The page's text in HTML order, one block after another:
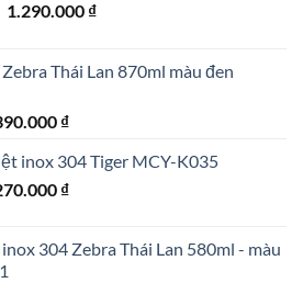
Giá
1.890.000 ₫.
1.290.000 ₫Giá
là:
Thái Lan 870ml màu đen
₫.
₫Giá
tại
là:
inox 304 Tiger MCY-K035
₫.
₫Giá
là:
304 Zebra Thái Lan 580ml - màu